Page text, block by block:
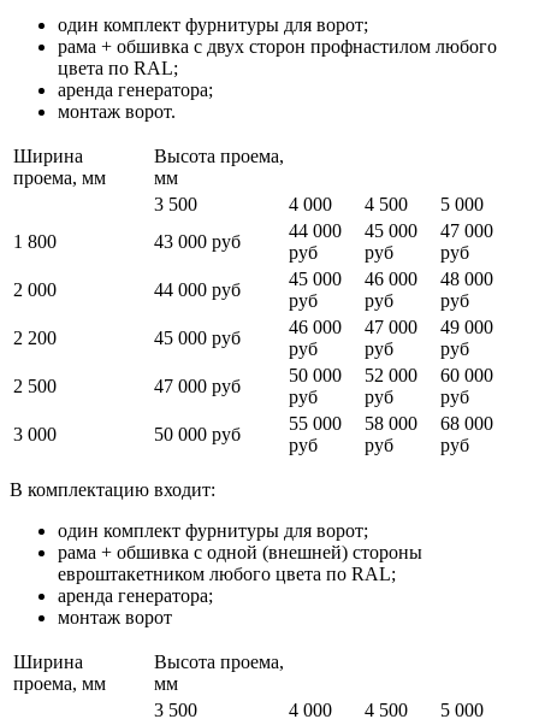
один комплект фурнитуры для ворот;
рама + обшивка с двух сторон профнастилом любого
цвета по RAL;
аренда генератора;
монтаж ворот.
Ширина
проема, мм
Высота проема,
мм
3 500
4 000 4 500
5 000
1 800
43 000 руб
44 000
руб
45 000
руб
47 000
руб
2 000
44 000 руб
45 000
руб
46 000
руб
48 000
руб
2 200
45 000 руб
46 000
руб
47 000
руб
49 000
руб
2 500
47 000 руб
50 000
руб
52 000
руб
60 000
руб
3 000
50 000 руб
55 000
руб
58 000
руб
68 000
руб
В комплектацию входит:
один комплект фурнитуры для ворот;
рама + обшивка с одной (внешней) стороны
евроштакетником любого цвета по RAL;
аренда генератора;
монтаж ворот
Ширина
проема, мм
Высота проема,
мм
3 500
4 000 4 500
5 000